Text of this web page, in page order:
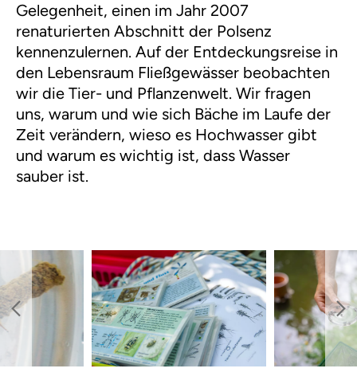
Gelegenheit, einen im Jahr 2007
renaturierten Abschnitt der Polsenz
kennenzulernen. Auf der Entdeckungsreise in
den Lebensraum Fließgewässer beobachten
wir die Tier- und Pflanzenwelt. Wir fragen
uns, warum und wie sich Bäche im Laufe der
Zeit verändern, wieso es Hochwasser gibt
und warum es wichtig ist, dass Wasser
sauber ist.